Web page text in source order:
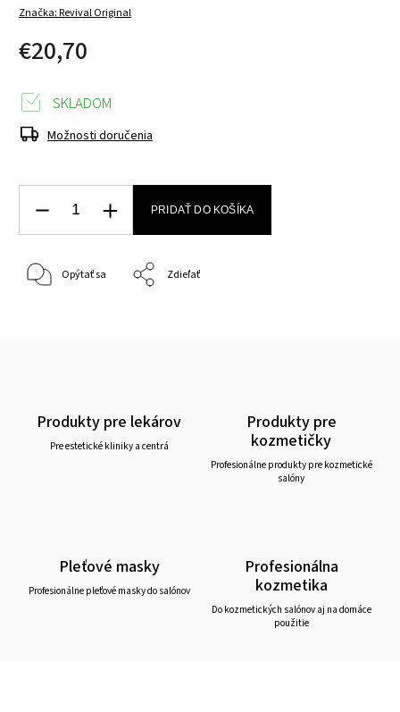
Značka:Revival Original
€20,70
SKLADOM
Možnosti doručenia
PRIDAŤ DO KOŠÍKA
Opýtať sa Zdieľať
Produkty pre lekárov
Pre estetické kliniky a centrá
Produkty pre
kozmetičky
Profesionálne produkty pre kozmetické
salóny
Pleťové masky
Profesionálne pleťové masky do salónov
Profesionálna
kozmetika
Do kozmetických salónov aj na domáce
použitie